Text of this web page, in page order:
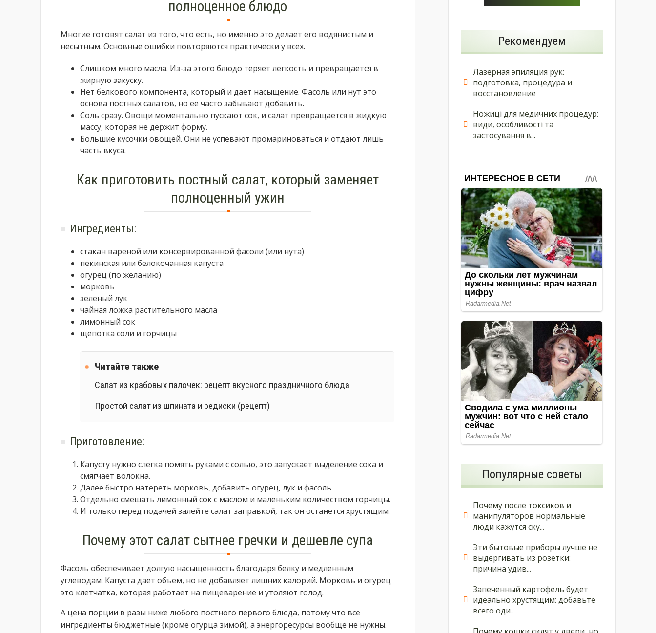
полноценное блюдо
Многие готовят салат из того, что есть, но именно это делает его водянистым и
несытным. Основные ошибки повторяются практически у всех.
Слишком много масла. Из-за этого блюдо теряет легкость и превращается в
жирную закуску.
Нет белкового компонента, который и дает насыщение. Фасоль или нут это
основа постных салатов, но ее часто забывают добавить.
Соль сразу. Овощи моментально пускают сок, и салат превращается в жидкую
массу, которая не держит форму.
Большие кусочки овощей. Они не успевают промариноваться и отдают лишь
часть вкуса.
Как приготовить постный салат, который заменяет
полноценный ужин
Ингредиенты:
стакан вареной или консервированной фасоли (или нута)
пекинская или белокочанная капуста
огурец (по желанию)
морковь
зеленый лук
чайная ложка растительного масла
лимонный сок
щепотка соли и горчицы
Читайте также
Салат из крабовых палочек: рецепт вкусного праздничного блюда
Простой салат из шпината и редиски (рецепт)
Приготовление:
Капусту нужно слегка помять руками с солью, это запускает выделение сока и
смягчает волокна.
Далее быстро натереть морковь, добавить огурец, лук и фасоль.
Отдельно смешать лимонный сок с маслом и маленьким количеством горчицы.
И только перед подачей залейте салат заправкой, так он останется хрустящим.
Почему этот салат сытнее гречки и дешевле супа
Фасоль обеспечивает долгую насыщенность благодаря белку и медленным
углеводам. Капуста дает объем, но не добавляет лишних калорий. Морковь и огурец
это клетчатка, которая работает на пищеварение и утоляют голод.
А цена порции в разы ниже любого постного первого блюда, потому что все
ингредиенты бюджетные (кроме огурца зимой), а энергоресурсы вообще не нужны.
Рекомендуем
Лазерная эпиляция рук:
подготовка, процедура и
восстановление
Ножиці для медичних процедур:
види, особливості та
застосування в...
Популярные советы
Почему после токсиков и
манипуляторов нормальные
люди кажутся ску...
Эти бытовые приборы лучше не
выдергивать из розетки:
причина удив...
Запеченный картофель будет
идеально хрустящим: добавьте
всего оди...